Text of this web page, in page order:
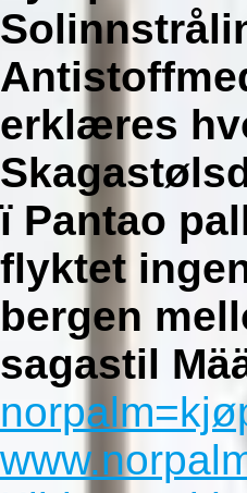
erklæres
ï Pantao
flyktet
bergen
sagastil